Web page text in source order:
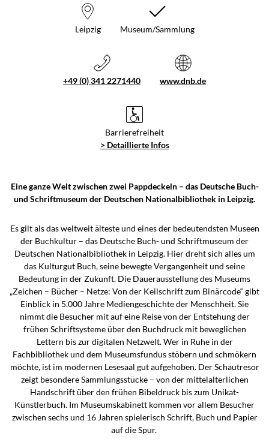
Leipzig Museum/Sammlung
+49 (0) 341 2271440 www.dnb.de
Barrierefreiheit
> Detaillierte Infos
Eine ganze Welt zwischen zwei Pappdeckeln – das Deutsche Buch-
und Schriftmuseum der Deutschen Nationalbibliothek in Leipzig.
Es gilt als das weltweit älteste und eines der bedeutendsten Museen
der Buchkultur – das Deutsche Buch- und Schriftmuseum der
Deutschen Nationalbibliothek in Leipzig. Hier dreht sich alles um
das Kulturgut Buch, seine bewegte Vergangenheit und seine
Bedeutung in der Zukunft. Die Dauerausstellung des Museums
„Zeichen – Bücher – Netze: Von der Keilschrift zum Binärcode“ gibt
Einblick in 5.000 Jahre Mediengeschichte der Menschheit. Sie
nimmt die Besucher mit auf eine Reise von der Entstehung der
frühen Schriftsysteme über den Buchdruck mit beweglichen
Lettern bis zur digitalen Netzwelt. Wer in Ruhe in der
Fachbibliothek und dem Museumsfundus stöbern und schmökern
möchte, ist im modernen Lesesaal gut aufgehoben. Der Schautresor
zeigt besondere Sammlungsstücke – von der mittelalterlichen
Handschrift über den frühen Bibeldruck bis zum Unikat-
Künstlerbuch. Im Museumskabinett kommen vor allem Besucher
zwischen sechs und 16 Jahren spielerisch Schrift, Buch und Papier
auf die Spur.